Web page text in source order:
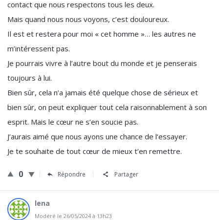
contact que nous respectons tous les deux.
Mais quand nous nous voyons, c’est douloureux.
Il est et restera pour moi « cet homme »… les autres ne
m’intéressent pas.
Je pourrais vivre à l’autre bout du monde et je penserais
toujours à lui.
Bien sûr, cela n’a jamais été quelque chose de sérieux et
bien sûr, on peut expliquer tout cela raisonnablement à son
esprit. Mais le cœur ne s’en soucie pas.
J’aurais aimé que nous ayons une chance de l’essayer.
Je te souhaite de tout cœur de mieux t’en remettre.
0 Répondre Partager
lena
Modéré le 26/05/2024 à 13h23